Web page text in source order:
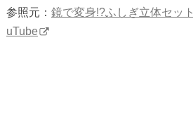
参照元： 鏡で変身!?ふしぎ立体セット
uTube